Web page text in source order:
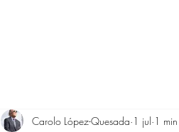
Carolo López-Quesada 1 jul 1